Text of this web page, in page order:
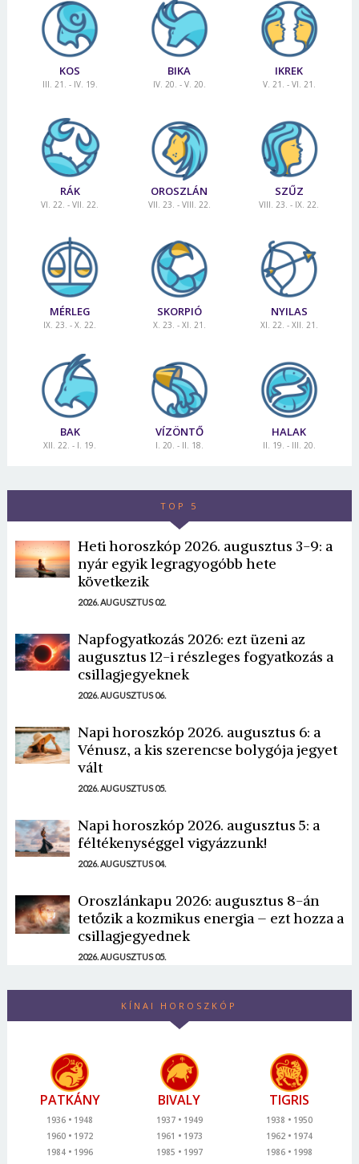
KOS
III. 21. - IV. 19.
BIKA
IV. 20. - V. 20.
IKREK
V. 21. - VI. 21.
RÁK
VI. 22. - VII. 22.
OROSZLÁN
VII. 23. - VIII. 22.
SZŰZ
VIII. 23. - IX. 22.
MÉRLEG
IX. 23. - X. 22.
SKORPIÓ
X. 23. - XI. 21.
NYILAS
XI. 22. - XII. 21.
BAK
XII. 22. - I. 19.
VÍZÖNTŐ
I. 20. - II. 18.
HALAK
II. 19. - III. 20.
TOP 5
Heti horoszkóp 2026. augusztus 3-9: a
nyár egyik legragyogóbb hete
következik
2026. AUGUSZTUS 02.
Napfogyatkozás 2026: ezt üzeni az
augusztus 12-i részleges fogyatkozás a
csillagjegyeknek
2026. AUGUSZTUS 06.
Napi horoszkóp 2026. augusztus 6: a
Vénusz, a kis szerencse bolygója jegyet
vált
2026. AUGUSZTUS 05.
Napi horoszkóp 2026. augusztus 5: a
féltékenységgel vigyázzunk!
2026. AUGUSZTUS 04.
Oroszlánkapu 2026: augusztus 8-án
tetőzik a kozmikus energia – ezt hozza a
csillagjegyednek
2026. AUGUSZTUS 05.
KÍNAI HOROSZKÓP
PATKÁNY
1936
1948
1960
1972
1984
1996
BIVALY
1937
1949
1961
1973
1985
1997
TIGRIS
1938
1950
1962
1974
1986
1998
Jelszó
Bejelentkezés